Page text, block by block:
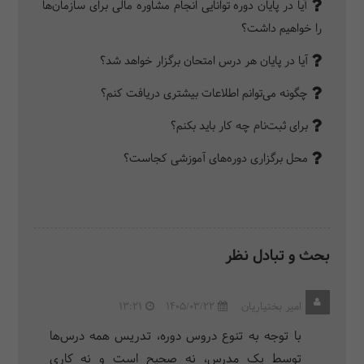
قوانین کار
قانون پولشویی / 4 ساعت
7. حسابداری مدیریت و داشبوردهای مالی
تحلیل اهرم‌ها و نقطه سر به سر
8. برنامه‌ریزی مالی و بودجه‌نویسی
آشنایی با کارکرد بودجه در شرکت‌ها
آیا در پایان دوره توانایی انجام مشاوره مالی برای سازمان‌ها
را خواهیم داشت؟
آیا در پایان هر درس امتحان برگزار خواهد شد؟
چگونه می‌توانم اطلاعات بیشتری دریافت کنم؟
برای ثبت‌نام چه کار باید بکنم؟
محل برگزاری دوره‌های آموزشی کجاست؟
بحث و تبادل نظر
امیر بختیاریان 1405/03/22
13:21
با توجه به تنوع دروس دوره، تدریس همه درس‌ها
توسط یک مدرس، نه صحیح است و نه کاری